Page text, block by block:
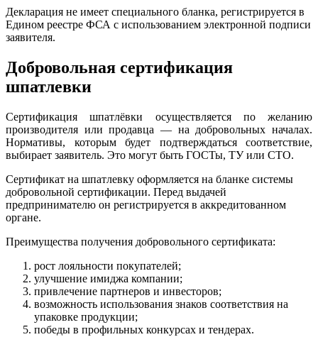
Декларация не имеет специального бланка, регистрируется в
Едином реестре ФСА с использованием электронной подписи
заявителя.
Добровольная сертификация
шпатлевки
Сертификация шпатлёвки осуществляется по желанию
производителя или продавца — на добровольных началах.
Нормативы, которым будет подтверждаться соответствие,
выбирает заявитель. Это могут быть ГОСТы, ТУ или СТО.
Сертификат на шпатлевку оформляется на бланке системы
добровольной сертификации. Перед выдачей
предпринимателю он регистрируется в аккредитованном
органе.
Преимущества получения добровольного сертификата:
рост лояльности покупателей;
улучшение имиджа компании;
привлечение партнеров и инвесторов;
возможность использования знаков соответствия на
упаковке продукции;
победы в профильных конкурсах и тендерах.